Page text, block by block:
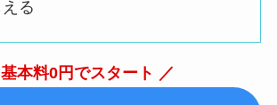
る
本料0円でスタート ／